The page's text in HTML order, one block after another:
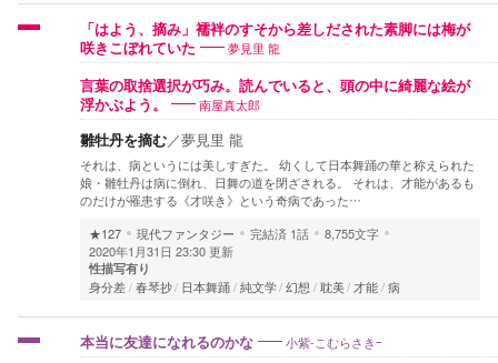
「はよう、摘み」襦袢のすそから差しだされた素脚には梅が
咲きこぼれていた
夢見里 龍
言葉の取捨選択が巧み。読んでいると、頭の中に綺麗な絵が
浮かぶよう。
南屋真太郎
雛牡丹を摘む／夢見里 龍
それは、病というには美しすぎた。 幼くして日本舞踊の華と称えられた
娘・雛牡丹は病に倒れ、日舞の道を閉ざされる。 それは、才能があるも
のだけが罹患する《才咲き》という奇病であった…
★127
現代ファンタジー 完結済 1話
8,755文字
2020年1月31日 23:30 更新
性描写有り
身分差 春琴抄 日本舞踊 純文学 幻想 耽美 才能 病
本当に友達になれるのかな 小紫-こむらさきｰ